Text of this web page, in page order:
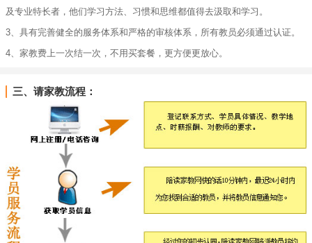
及专业特长者，他们学习方法、习惯和思维都值得去汲取和学习。
3、具有完善健全的服务体系和严格的审核体系，所有教员必须通过认证。
4、家教费上一次结一次，不用买套餐，更方便更放心。
三、请家教流程：